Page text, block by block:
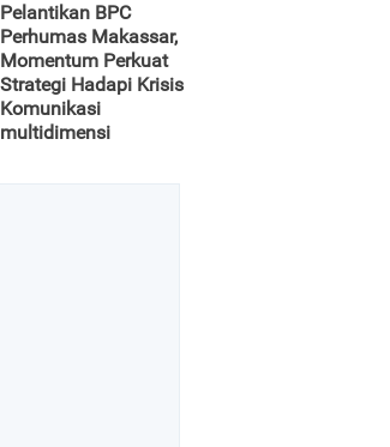
Pelantikan BPC
Perhumas Makassar,
Momentum Perkuat
Strategi Hadapi Krisis
Komunikasi
multidimensi